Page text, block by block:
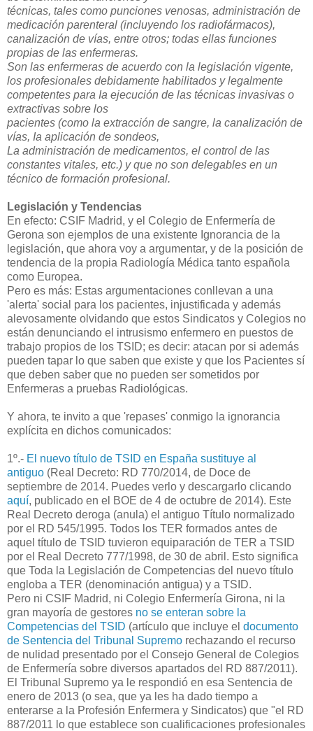
técnicas, tales como punciones venosas, administración de
medicación parenteral (incluyendo los radiofármacos),
canalización de vías, entre otros; todas ellas funciones
propias de las enfermeras.
Son las enfermeras de acuerdo con la legislación vigente,
los profesionales debidamente habilitados ylegalmente
competentes para Ia ejecución de las técnicas invasivas o
extractivas sobre los
pacientes (como la extracción de sangre, la canalización de
vías, Ia aplicación de sondeos,
La administración de medicamentos, el control de las
constantes vitales, etc.) y que no son delegables en un
técnico de formación profesional.
Legislación y Tendencias
En efecto: CSIF Madrid, y el Colegio de Enfermería de
Gerona son ejemplos de una existente Ignorancia de la
legislación, que ahora voy a argumentar, y de la posición de
tendencia de la propia Radiología Médica tanto española
como Europea.
Pero es más: Estas argumentaciones conllevan a una
'alerta' social para los pacientes, injustificada y además
alevosamente olvidando que estos Sindicatos y Colegios no
están denunciando el intrusismo enfermero en puestos de
trabajo propios de los TSID; es decir: atacan por si además
pueden tapar lo que saben que existe y que los Pacientes sí
que deben saber que no pueden ser sometidos por
Enfermeras a pruebas Radiológicas.
Y ahora, te invito a que 'repases' conmigo la ignorancia
explícita en dichos comunicados:
1º.- El nuevo título de TSID en España sustituye al
antiguo (Real Decreto: RD 770/2014, de Doce de
septiembre de 2014. Puedes verlo y descargarlo clicando
aquí, publicado en el BOE de 4 de octubre de 2014). Este
Real Decreto deroga (anula) el antiguo Título normalizado
por el RD 545/1995. Todos los TER formados antes de
aquel título de TSID tuvieron equiparación de TER a TSID
por el Real Decreto 777/1998, de 30 de abril. Esto significa
que Toda la Legislación de Competencias del nuevo título
engloba a TER (denominación antigua) y a TSID.
Pero ni CSIF Madrid, ni Colegio Enfermería Girona, ni la
gran mayoría de gestores no se enteran sobre la
Competencias del TSID (artículo que incluye el documento
de Sentencia del Tribunal Supremo rechazando el recurso
de nulidad presentado por el Consejo General de Colegios
de Enfermería sobre diversos apartados del RD 887/2011).
El Tribunal Supremo ya le respondió en esa Sentencia de
enero de 2013 (o sea, que ya les ha dado tiempo a
enterarse a la Profesión Enfermera y Sindicatos) que "el RD
887/2011 lo que establece son cualificaciones profesionales